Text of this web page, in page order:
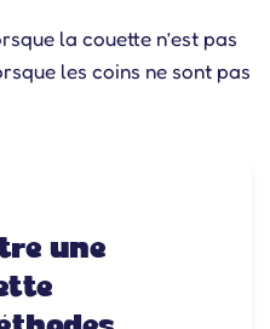
la couette n’est pas
les coins ne sont pas
une